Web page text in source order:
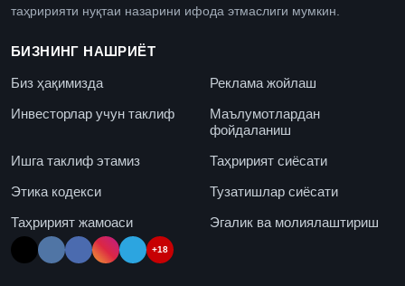
таҳририяти нуқтаи назарини ифода этмаслиги мумкин.
БИЗНИНГ НАШРИЁТ
Биз ҳақимизда
Реклама жойлаш
Инвесторлар учун таклиф
Маълумотлардан
фойдаланиш
Ишга таклиф этамиз
Таҳририят сиёсати
Этика кодекси
Тузатишлар сиёсати
Таҳририят жамоаси
Эгалик ва молиялаштириш
+18